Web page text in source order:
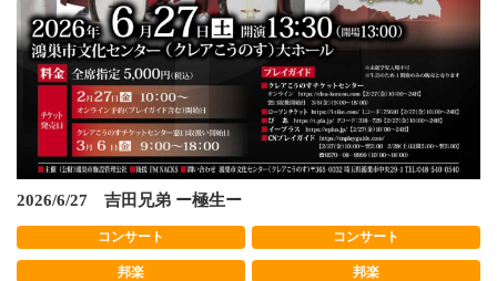
2026/6/27 吉田兄弟 ー極生ー
コンサート
邦楽
コンサート
邦楽